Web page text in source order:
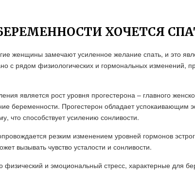
ХОЧЕТСЯ
женщины замечают усиленное желание спать, и это
с рядом физиологических и гормональных изменений,
является рост уровня прогестерона – главного
беременности. Прогестерон обладает успокаивающим
что способствует усилению сонливости.
резким изменением уровней гормонов
вызывать чувство усталости и сонливости.
физический и эмоциональный стресс, характерные для